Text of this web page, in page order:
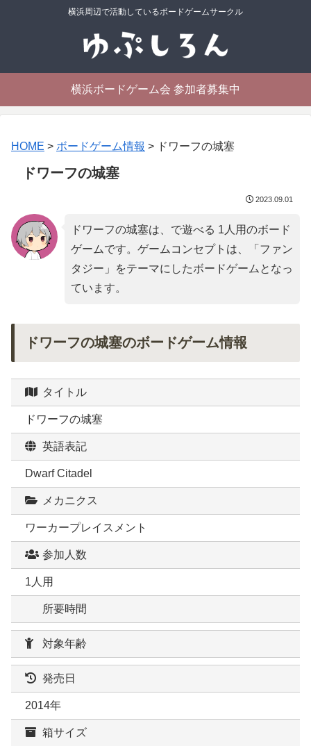
横浜周辺で活動しているボードゲームサークル
横浜ボードゲーム会 参加者募集中
HOME > ボードゲーム情報 > ドワーフの城塞
ドワーフの城塞
2023.09.01
ドワーフの城塞は、で遊べる 1人用のボード
ゲームです。ゲームコンセプトは、「 ファン
タジー 」をテーマにしたボードゲームとなっ
ています。
ドワーフの城塞のボードゲーム情報
タイトル
ドワーフの城塞
英語表記
Dwarf Citadel
メカニクス
ワーカープレイスメント
参加人数
1人用
所要時間
対象年齢
発売日
2014年
箱サイズ